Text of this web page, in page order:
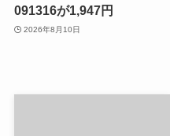
091316が1,947円
2026年8月10日